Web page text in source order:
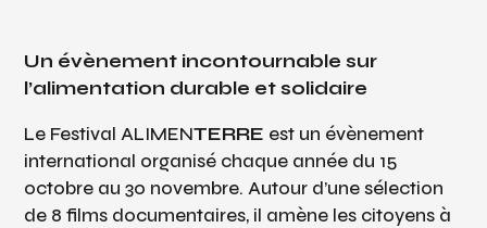
Un évènement incontournable sur
l’alimentation durable et solidaire
Le Festival ALIMENTERRE est un évènement
international organisé chaque année du 15
octobre au 30 novembre. Autour d’une sélection
de 8 films documentaires, il amène les citoyens à